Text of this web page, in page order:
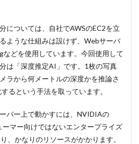
については、自社でAWSのEC2を立
ような仕組みは設けず、Webサーバ
などを使用しています。今回使用して
は「深度推定AI」です。1枚の写真
ラから何メートルの深度かを推論さ
るという手法を取っています。
バー上で動かすには、NVIDIAの
マー向けではないエンタープライズ
、かなりのリソースがかかります。